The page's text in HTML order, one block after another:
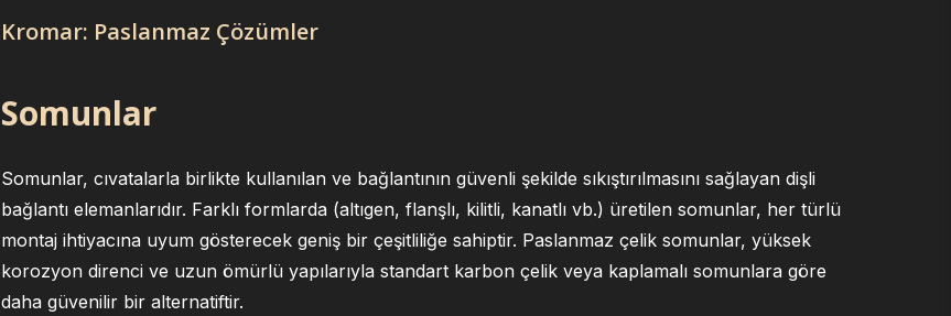
Kromar: Paslanmaz Çözümler
Somunlar
Somunlar, cıvatalarla birlikte kullanılan ve bağlantının güvenli şekilde sıkıştırılmasını sağlayan dişli
bağlantı elemanlarıdır. Farklı formlarda (altıgen, flanşlı, kilitli, kanatlı vb.) üretilen somunlar, her türlü
montaj ihtiyacına uyum gösterecek geniş bir çeşitliliğe sahiptir. Paslanmaz çelik somunlar, yüksek
korozyon direnci ve uzun ömürlü yapılarıyla standart karbon çelik veya kaplamalı somunlara göre
daha güvenilir bir alternatiftir.